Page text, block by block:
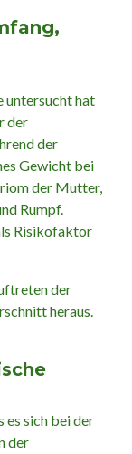
untersucht hat
der
der
Gewicht bei
der Mutter,
Rumpf.
Risikofaktor
der
heraus.
es sich bei der
der